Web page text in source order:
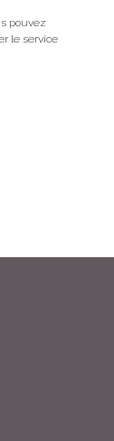
pouvez
le service